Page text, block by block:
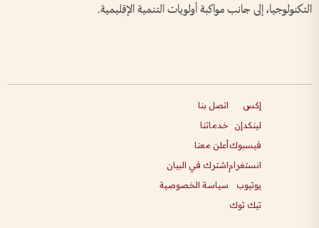
التكنولوجيا، إلى جانب مواكبة أولويات التنمية الإقليمية.
إكس
لينكدإن
فيسبوك
انستغرام
يوتيوب
تيك توك
اتصل بنا
خدماتنا
أعلن معنا
اشترك في البيان
سياسة الخصوصية